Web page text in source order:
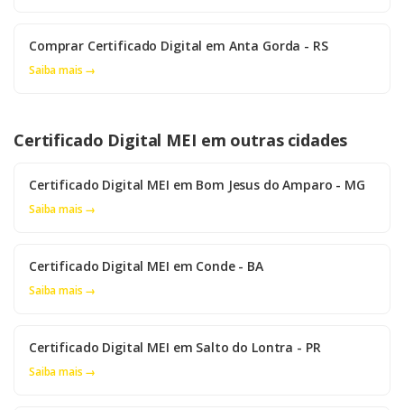
Comprar Certificado Digital em Anta Gorda - RS
Saiba mais →
Certificado Digital MEI em outras cidades
Certificado Digital MEI em Bom Jesus do Amparo - MG
Saiba mais →
Certificado Digital MEI em Conde - BA
Saiba mais →
Certificado Digital MEI em Salto do Lontra - PR
Saiba mais →